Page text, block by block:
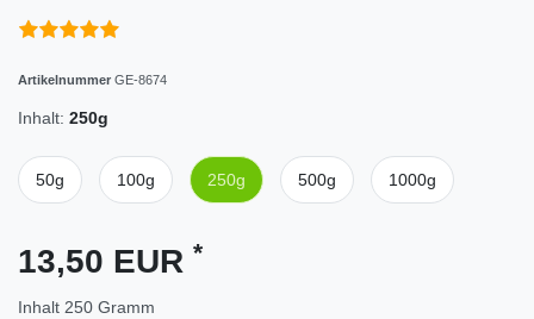
Artikelnummer GE-8674
Inhalt: 250g
50g 100g 250g 500g 1000g
13,50 EUR *
Inhalt 250 Gramm